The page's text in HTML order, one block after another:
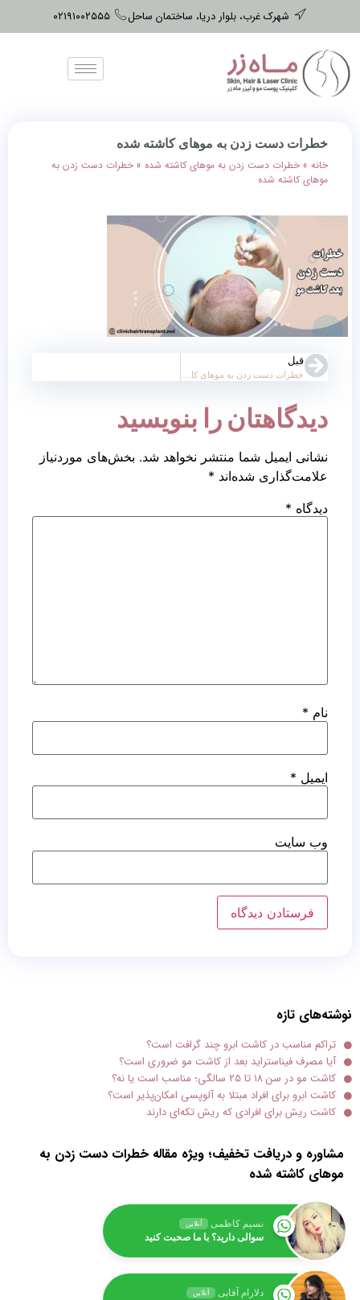
شهرک غرب، بلوار دریا، ساختمان ساحل ۰۲۱۹۱۰۰۲۵۵۵
خطرات دست زدن به موهای کاشته شده
خانه » خطرات دست زدن به موهای کاشته شده » خطرات دست زدن به
موهای کاشته شده
قبل
دیدگاهتان را بنویسید
نشانی ایمیل شما منتشر نخواهد شد. بخش‌های موردنیاز
علامت‌گذاری شده‌اند *
دیدگاه *
نام *
ایمیل *
وب‌ سایت
نوشته‌های تازه
تراکم مناسب در کاشت ابرو چند گرافت است؟
آیا مصرف فیناستراید بعد از کاشت مو ضروری است؟
کاشت مو در سن ۱۸ تا ۲۵ سالگی؛ مناسب است یا نه؟
کاشت ابرو برای افراد مبتلا به آلوپسی امکان‌پذیر است؟
کاشت ریش برای افرادی که ریش تکه‌ای دارند
مشاوره و دریافت تخفیف؛ ویژه مقاله خطرات دست زدن به
موهای کاشته شده
نسیم کاظمی آنلاین
سوالی دارید؟ با ما صحبت کنید
دلارام آقایی آنلاین